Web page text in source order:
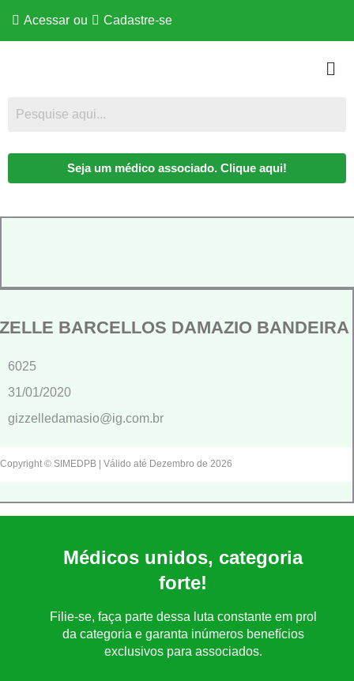
Acessar ou Cadastre-se
Seja um médico associado. Clique aqui!
BARCELLOS DAMAZIO BANDEIRA
6025
31/01/2020
gizzelledamasio@ig.com.br
Copyright © SIMEDPB | Válido até Dezembro de 2026
Médicos unidos, categoria
forte!
Filie-se, faça parte dessa luta constante em prol
da categoria e garanta inúmeros benefícios
exclusivos para associados.